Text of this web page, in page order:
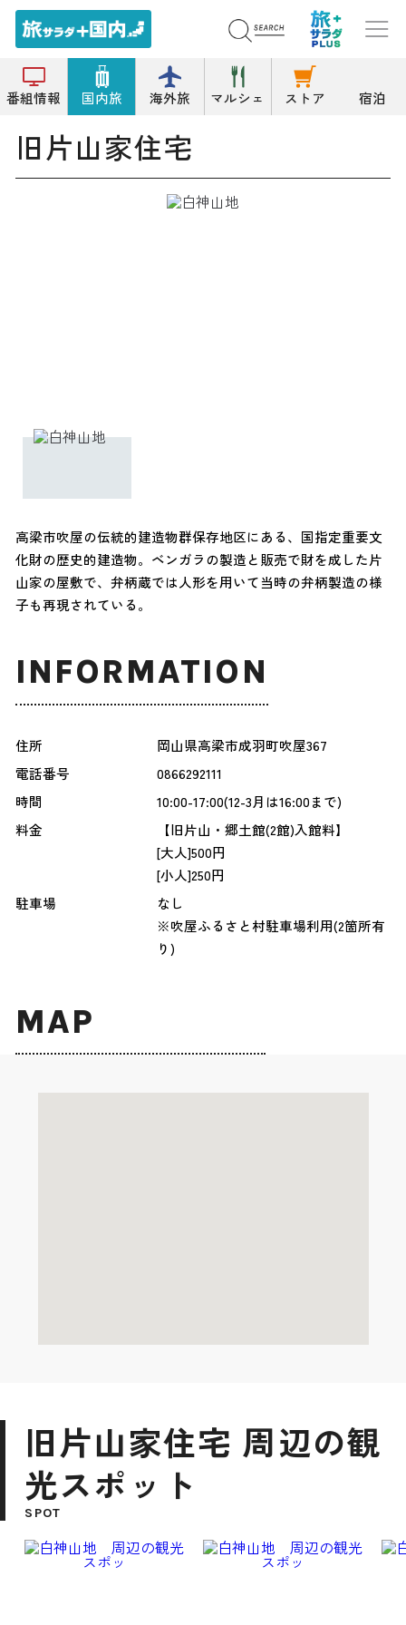
番組情報 国内旅 海外旅 マルシェ ストア 宿泊
トップ その他の史跡/建造物 旧片山家住宅
旧片山家住宅
高梁市吹屋の伝統的建造物群保存地区にある、国指定重要文
化財の歴史的建造物。ベンガラの製造と販売で財を成した片
山家の屋敷で、弁柄蔵では人形を用いて当時の弁柄製造の様
子も再現されている。
INFORMATION
住所
岡山県高梁市成羽町吹屋367
電話番号
0866292111
時間
10:00-17:00(12-3月は16:00まで)
料金
【旧片山・郷土館(2館)入館料】
[大人]500円
[小人]250円
駐車場
なし
※吹屋ふるさと村駐車場利用(2箇所有
り)
MAP
旧片山家住宅 周辺の観
光スポット
SPOT